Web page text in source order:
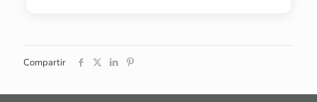
Compartir